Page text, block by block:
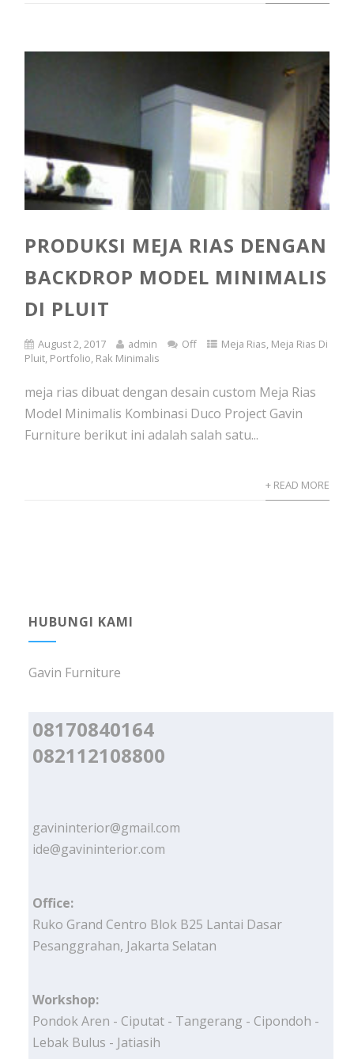
PRODUKSI MEJA RIAS DENGAN
BACKDROP MODEL MINIMALIS
DI PLUIT
August 2, 2017 admin Off Meja Rias, Meja Rias Di
Pluit, Portfolio, Rak Minimalis
meja rias dibuat dengan desain custom Meja Rias
Model Minimalis Kombinasi Duco Project Gavin
Furniture berikut ini adalah salah satu...
+ READ MORE
HUBUNGI KAMI
Gavin Furniture
08170840164
082112108800
gavininterior@gmail.com
ide@gavininterior.com
Office:
Ruko Grand Centro Blok B25 Lantai Dasar
Pesanggrahan, Jakarta Selatan
Workshop:
Pondok Aren - Ciputat - Tangerang - Cipondoh -
Lebak Bulus - Jatiasih